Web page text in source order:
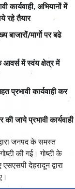
कार्यवाही, अभियानों में
रहे तैयार
मार्गो पर बढे
आवर्स में स्वंय क्षेत्र में
प्रभावी कार्यवाही कर
जाये प्रभावी कार्यवाही
जनपद के समस्त
की गई। गोष्टी के
देहरादून द्वारा